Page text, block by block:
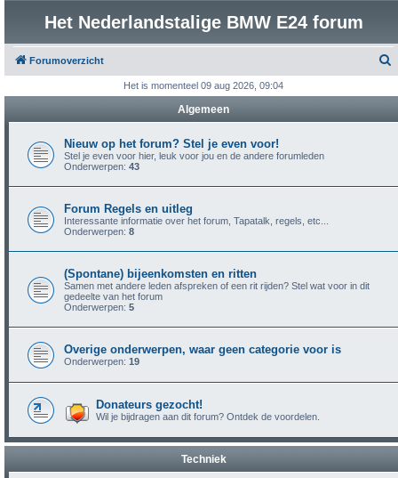
Het Nederlandstalige BMW E24 forum
Forumoverzicht
k
Het is momenteel 09 aug 2026, 09:04
Algemeen
Nieuw op het forum? Stel je even voor!
Stel je even voor hier, leuk voor jou en de andere forumleden
Onderwerpen: 43
Forum Regels en uitleg
Interessante informatie over het forum, Tapatalk, regels, etc...
Onderwerpen: 8
(Spontane) bijeenkomsten en ritten
Samen met andere leden afspreken of een rit rijden? Stel wat voor in dit
gedeelte van het forum
Onderwerpen: 5
Overige onderwerpen, waar geen categorie voor is
Onderwerpen: 19
Donateurs gezocht!
Wil je bijdragen aan dit forum? Ontdek de voordelen.
Techniek